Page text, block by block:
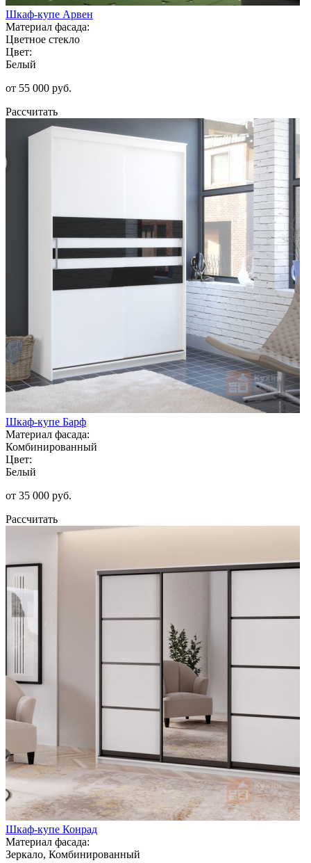
Шкаф-купе Арвен
Материал фасада:
Цветное стекло
Цвет:
Белый
от 55 000 руб.
Рассчитать
Шкаф-купе Барф
Материал фасада:
Комбинированный
Цвет:
Белый
от 35 000 руб.
Рассчитать
Шкаф-купе Конрад
Материал фасада:
Зеркало, Комбинированный